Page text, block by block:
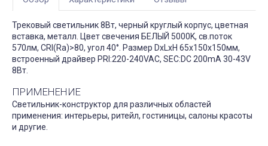
Трековый светильник 8Вт, черный круглый корпус, цветная
вставка, металл. Цвет свечения БЕЛЫЙ 5000K, св.поток
570лм, CRI(Ra)>80, угол 40°. Размер DxLxH 65x150x150мм,
встроенный драйвер PRI:220-240VAC, SEC:DC 200mA 30-43V
8Вт.
ПРИМЕНЕНИЕ
Светильник-конструктор для различных областей
применения: интерьеры, ритейл, гостиницы, салоны красоты
и другие.